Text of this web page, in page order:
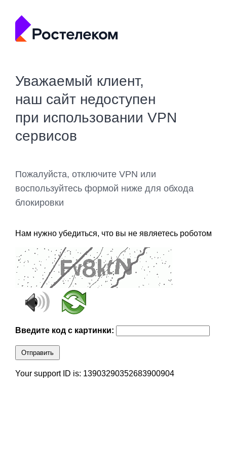
Уважаемый клиент,
наш сайт недоступен
при использовании VPN
сервисов
Пожалуйста, отключите VPN или
воспользуйтесь формой ниже для обхода
блокировки
Нам нужно убедиться, что вы не являетесь роботом
Введите код с картинки:
Отправить
Your support ID is: 13903290352683900904